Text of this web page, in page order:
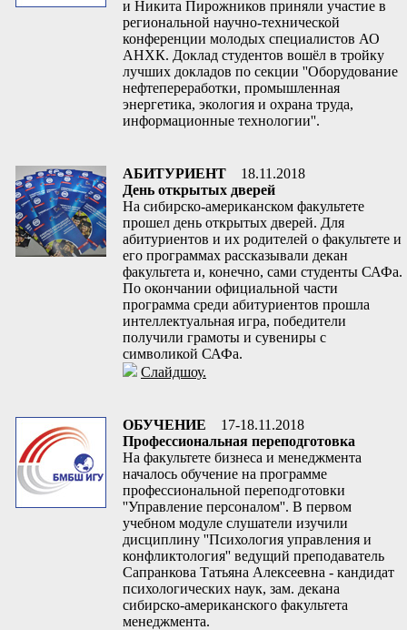
и Никита Пирожников приняли участие в
региональной научно-технической
конференции молодых специалистов АО
АНХК. Доклад студентов вошёл в тройку
лучших докладов по секции ''Оборудование
нефтепереработки, промышленная
энергетика, экология и охрана труда,
информационные технологии''.
АБИТУРИЕНТ
18.11.2018
День открытых дверей
На сибирско-американском факультете
прошел день открытых дверей. Для
абитуриентов и их родителей о факультете и
его программах рассказывали декан
факультета и, конечно, сами студенты САФа.
По окончании официальной части
программа среди абитуриентов прошла
интеллектуальная игра, победители
получили грамоты и сувениры с
символикой САФа.
Слайдшоу.
ОБУЧЕНИЕ
17-18.11.2018
Профессиональная переподготовка
На факультете бизнеса и менеджмента
началось обучение на программе
профессиональной переподготовки
''Управление персоналом''. В первом
учебном модуле слушатели изучили
дисциплину ''Психология управления и
конфликтология'' ведущий преподаватель
Сапранкова Татьяна Алексеевна - кандидат
психологических наук, зам. декана
сибирско-американского факультета
менеджмента.